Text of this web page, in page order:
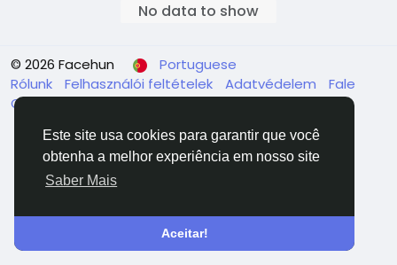
Este site usa cookies para garantir que você
obtenha a melhor experiência em nosso site
Saber Mais
Aceitar!
No data to show
© 2026 Facehun
Portuguese
Rólunk
Felhasználói feltételek Adatvédelem
Fale
Conosco